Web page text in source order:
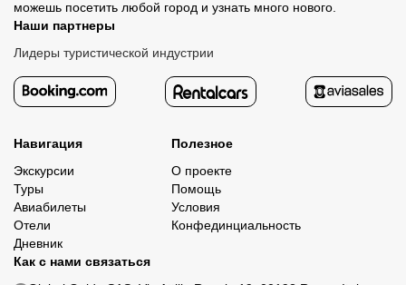
можешь посетить любой город и узнать много нового.
Наши партнеры
Лидеры туристической индустрии
Навигация
Экскурсии
Туры
Авиабилеты
Отели
Дневник
Полезное
О проекте
Помощь
Условия
Конфединциальность
Как с нами связаться